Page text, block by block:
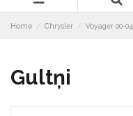
Home Chrysler Voyager 00-04
Gultņi